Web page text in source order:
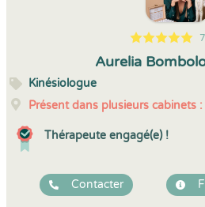
5
1
5
75
Aurelia
Kinésiologue
Présent dans plusieurs cabinets :
Thérapeute engagé(e) !
Contacter